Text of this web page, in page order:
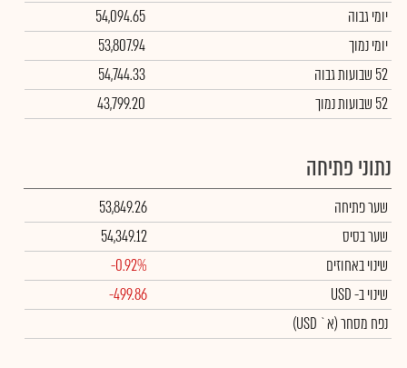
יומי גבוה
54,094.65
יומי נמוך
53,807.94
52 שבועות גבוה
54,744.33
52 שבועות נמוך
43,799.20
נתוני פתיחה
שער פתיחה
53,849.26
שער בסיס
54,349.12
שינוי באחוזים
-0.92%
שינויב- USD
-499.86
נפח מסחר(א` USD)